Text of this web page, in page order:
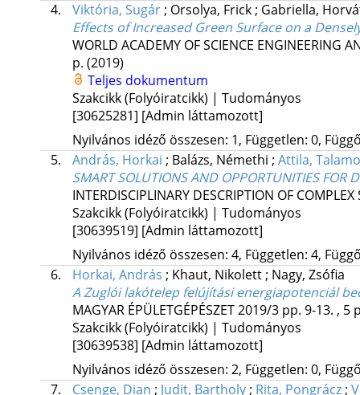
4.
Viktória, Sugár; Orsolya, Frick; Gabriella,
Effects of Increased Green Surface on a
WORLD ACADEMY OF SCIENCE ENGINEERING
p. (2019)
Teljes dokumentum
Szakcikk (Folyóiratcikk) | Tudományos
[30625281] [Admin láttamozott]
Nyilvános idéző összesen: 1, Független: 0,
5.
András, Horkai ; Balázs, Némethi ; Attila,
SMART SOLUTIONS AND OPPORTUNITIES FOR
INTERDISCIPLINARY DESCRIPTION OF COMPLEX
Szakcikk (Folyóiratcikk) | Tudományos
[30639519] [Admin láttamozott]
Nyilvános idéző összesen: 4, Független: 4,
6.
Horkai, András ; Khaut, Nikolett; Nagy, Zsófia
A Zuglói lakótelep felújítási energiapotenciál
MAGYAR ÉPÜLETGÉPÉSZET2019/3 pp. 9-13. , 5
Szakcikk (Folyóiratcikk) | Tudományos
[30639538] [Admin láttamozott]
Nyilvános idéző összesen: 2, Független: 0,
7.
Csenge, Dian ; Judit, Bartholy; Rita, Pongrácz;